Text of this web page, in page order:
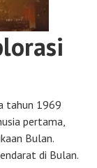
tahun 1969
pertama,
Bulan.
di Bulan.